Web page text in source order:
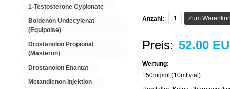
Anzahl:
Preis: 52.00
Wertung:
150mg/ml (10ml vial)
1-Testosterone Cypionate
Boldenon Undecylenat
(Equipoise)
Drostanolon Propionat
(Masteron)
Drostanolon Enantat
Metandienon Injektion